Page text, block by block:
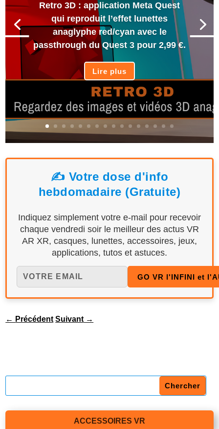
Retro 3D : application Meta Quest
qui reproduit l’effet lunettes
anaglyphe red/cyan avec le
passthrough du Quest 3 pour 2,99 €.
Lire plus
✍️ Votre dose d'info
hebdomadaire (Gratuite)
Indiquez simplement votre e-mail pour recevoir
chaque vendredi soir le meilleur des actus VR
AR XR, casques, lunettes, accessoires, jeux,
applications, tutos et astuces.
← Précédent Suivant →
ACCESSOIRES VR